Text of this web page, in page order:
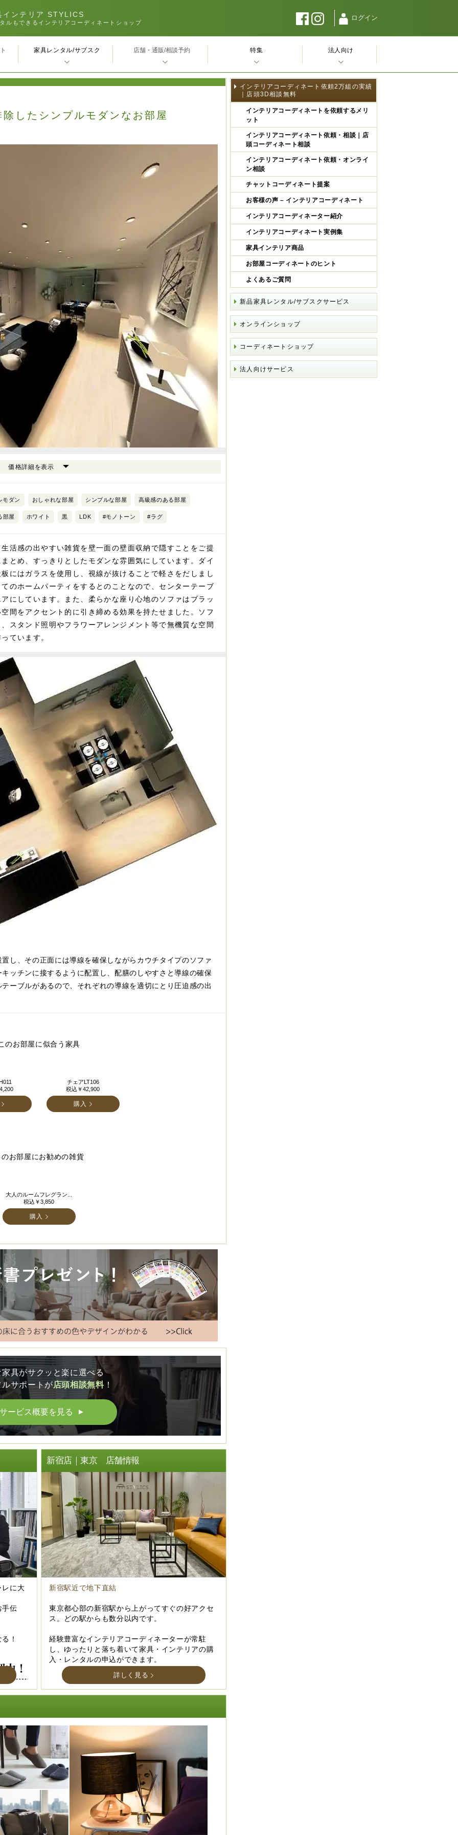
インテリア STYLICS
ルもできるインテリアコーディネートショップ
ログイン
したシンプルモダンなお部屋
価格詳細を表示
モダン おしゃれな部屋 シンプルな部屋 高級感のある部屋
部屋 ホワイト 黒 LDK #モノトーン #ラグ
活感の出やすい雑貨を壁一面の壁面収納で隠すことをご提
とめ、すっきりとしたモダンな雰囲気にしています。ダイ
にはガラスを使用し、視線が抜けることで軽さをだしまし
のホームパーティをするとのことなので、センターテーブ
にしています。また、柔らかな座り心地のソファはブラッ
間をアクセント的に引き締める効果を持たせました。ソフ
スタンド照明やフラワーアレンジメント等で無機質な空間
ています。
し、その正面には導線を確保しながらカウチタイプのソファ
ッチンに接するように配置し、配膳のしやすさと導線の確保
ーブルがあるので、それぞれの導線を適切にとり圧迫感の出
のお部屋に似合う家具
チェアLT106
税込￥42,900
購入
のお部屋にお勧めの雑貨
大人のルームフレグラン...
税込￥3,850
購入
家具がサクッと楽に選べる
サポートが店頭相談無料！
ービス概要を見る ▲
レに大
手伝
！
新宿店｜東京 店舗情報
新宿駅近で地下直結
東京都心部の新宿駅から上がってすぐの好アクセ
ス。どの駅からも数分以内です。
経験豊富なインテリアコーディネーターが常駐
し、ゆったりと落ち着いて家具・インテリアの購
入・レンタルの申込ができます。
詳しく見る
インテリアコーディネート依頼2万組の実績
｜店頭3D相談無料
インテリアコーディネートを依頼するメリ
ット
インテリアコーディネート依頼・相談｜店
頭コーディネート相談
インテリアコーディネート依頼・オンライ
ン相談
チャットコーディネート提案
お客様の声 – インテリアコーディネート
インテリアコーディネーター紹介
インテリアコーディネート実例集
家具インテリア商品
お部屋コーディネートのヒント
よくあるご質問
新品家具レンタル/サブスクサービス
オンラインショップ
コーディネートショップ
法人向けサービス
家具レンタル/サブスク 店舗・通販/相談予約 特集 法人向け